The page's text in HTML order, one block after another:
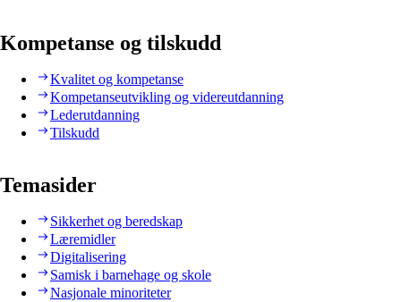
Kompetanse og tilskudd
Kvalitet og kompetanse
Kompetanseutvikling og videreutdanning
Lederutdanning
Tilskudd
Temasider
Sikkerhet og beredskap
Læremidler
Digitalisering
Samisk i barnehage og skole
Nasjonale minoriteter